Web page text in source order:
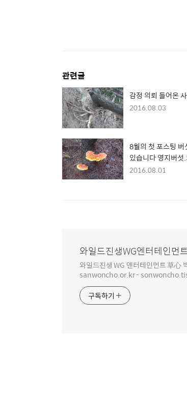
관련글
감정 의뢰 들어온
2016.08.03
8월의 첫 포스팅 버섯
있습니다 영지버섯.
(산원초)
2016.08.01
와일드진생WG엔터테인
와일드진생 WG 엔터테인먼트 草
sanwoncho.or.kr -
구독하기